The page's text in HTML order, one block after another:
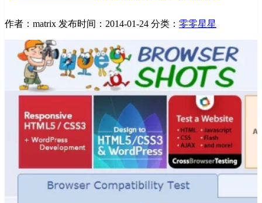
作者：matrix 发布时间：2014-01-24 分类： 零零星星